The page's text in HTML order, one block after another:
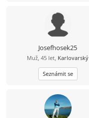
Josefhosek25
Muž, 45 let, Karlovarský
Seznámit se